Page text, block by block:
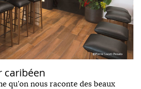
caribéen
qu'on nous raconte des beaux